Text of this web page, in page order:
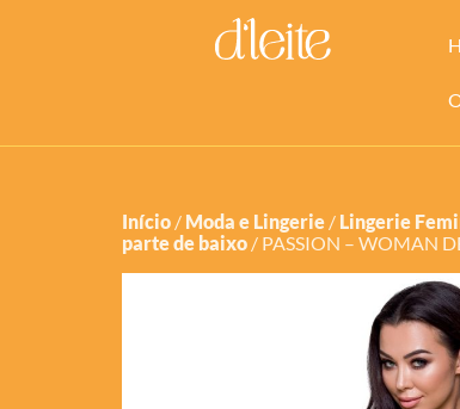
Início / Moda e Lingerie / Lingerie
parte de baixo / PASSION – WOMAN